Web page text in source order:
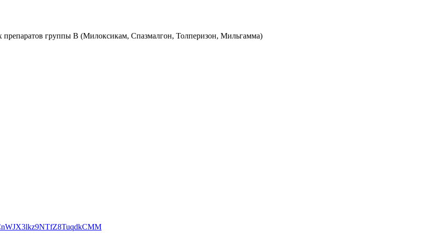
группы В (Милоксикам, Спазмалгон, Толперизон, Мильгамма)